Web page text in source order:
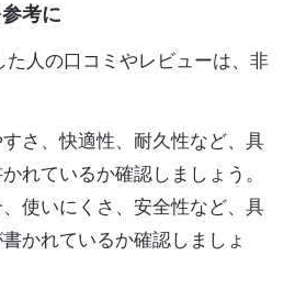
考に
人の口コミやレビューは、非
さ、快適性、耐久性など、具
れているか確認しましょう。
使いにくさ、安全性など、具
かれているか確認しましょ